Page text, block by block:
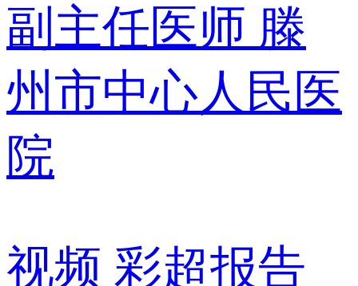
副主任医师 滕
州市中心人民医
院
视频 彩超报告